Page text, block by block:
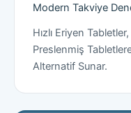
Modern Takviye
Hızlı Eriyen
Preslenmiş
Alternatif Sunar.